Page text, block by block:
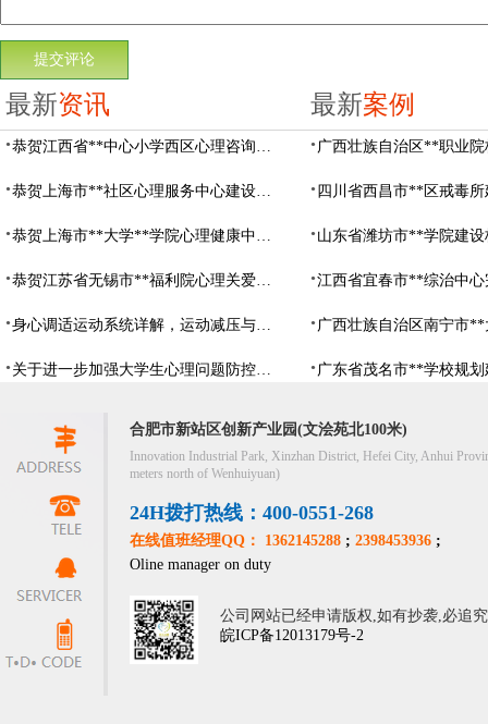
最新资讯
恭贺江西省**中心小学西区心理咨询教室设备采购项目由阳光心健代理商中标
恭贺上海市**社区心理服务中心建设项目由阳光心健代理商中标
恭贺上海市**大学**学院心理健康中心建设项目由阳光心健代理商中标
恭贺江苏省无锡市**福利院心理关爱中心建设项目由阳光心健代理商中标
身心调适运动系统详解，运动减压与心理调适全指南
关于进一步加强大学生心理问题防控，防控大学生心理危机
最新案例
合肥市新站区创新产业园(文浍苑北100米)
Innovation Industrial Park, Xinzhan District, Hefei City, Anhui
meters north of Wenhuiyuan)
24H拨打热线：400-0551-268
在线值班经理QQ： 1362145288 ; 2398453936 ;
Oline manager on duty
公司网站已经申请版权,如有抄袭,必追
皖ICP备12013179号-2